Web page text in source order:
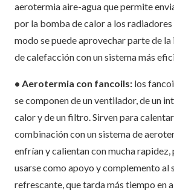
aerotermia aire-agua que permite
por la bomba de calor a los radiadores
modo se puede aprovechar parte de
de calefacción con un sistema más
• Aerotermia con fancoils: los
se componen de un ventilador, de un
calor y de un filtro. Sirven para
combinación con un sistema de
enfrían y calientan con mucha rapidez,
usarse como apoyo y complemento al
refrescante, que tarda más tiempo en